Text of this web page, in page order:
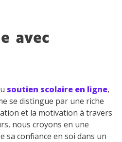
avec
soutien scolaire en ligne,
se distingue par une riche
et la motivation à travers
nous croyons en une
sa confiance en soi dans un